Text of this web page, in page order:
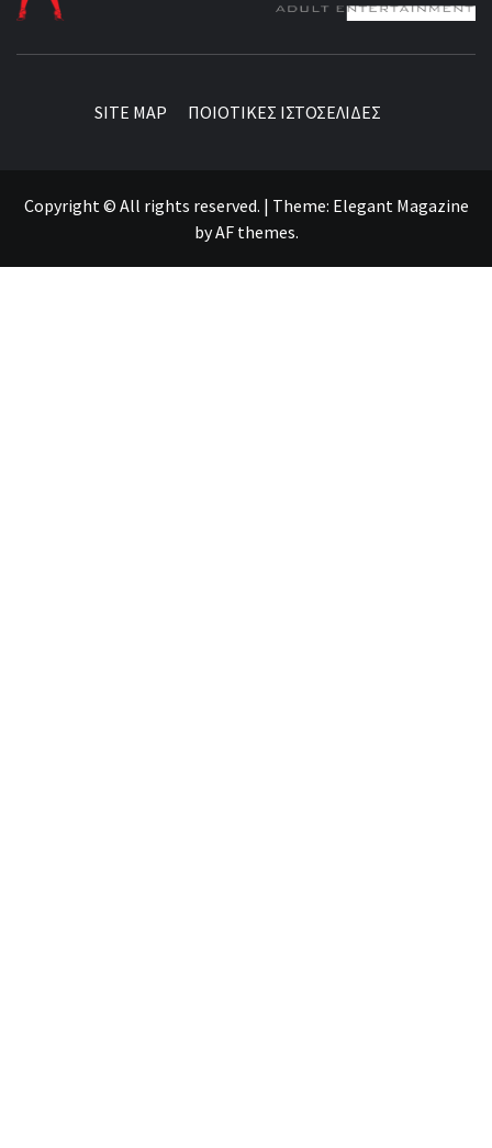
SITE MAP ΠΟΙΟΤΙΚΕΣ ΙΣΤΟΣΕΛΙΔΕΣ
Copyright © All rights reserved. | Theme: Elegant Magazine
byAF themes.